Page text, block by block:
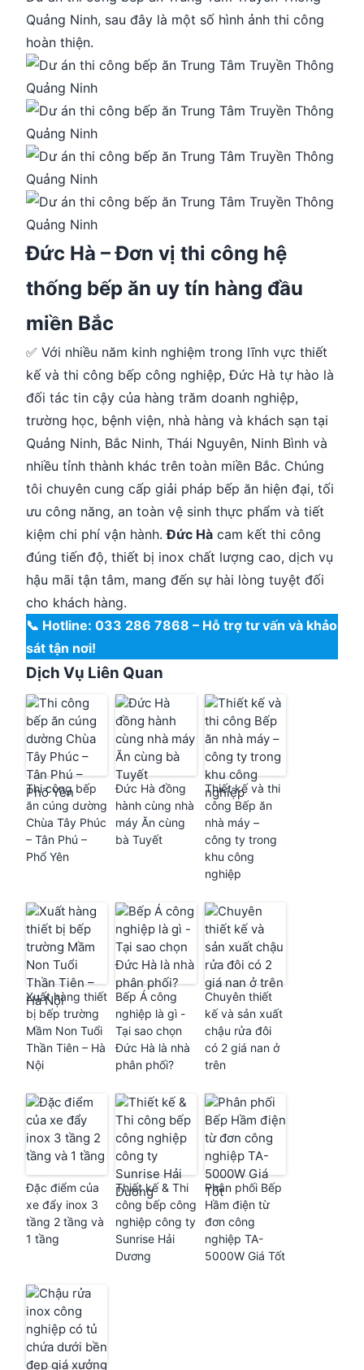
Quảng Ninh, sau đây là một số hình ảnh thi công
hoàn thiện.
Đức Hà – Đơn vị thi công hệ
thống bếp ăn uy tín hàng đầu
miền Bắc
✅ Với nhiều năm kinh nghiệm trong lĩnh vực thiết
kế và thi công bếp công nghiệp, Đức Hà tự hào là
đối tác tin cậy của hàng trăm doanh nghiệp,
trường học, bệnh viện, nhà hàng và khách sạn tại
Quảng Ninh, Bắc Ninh, Thái Nguyên, Ninh Bình và
nhiều tỉnh thành khác trên toàn miền Bắc. Chúng
tôi chuyên cung cấp giải pháp bếp ăn hiện đại, tối
ưu công năng, an toàn vệ sinh thực phẩm và tiết
kiệm chi phí vận hành.Đức Hà cam kết thi công
đúng tiến độ, thiết bị inox chất lượng cao, dịch vụ
hậu mãi tận tâm, mang đến sự hài lòng tuyệt đối
cho khách hàng.
📞 Hotline: 033 286 7868 – Hỗ trợ tư vấn và khảo
sát tận nơi!
Dịch Vụ Liên Quan
Thi công bếp
ăn cúng dường
Chùa Tây Phúc
– Tân Phú –
Phổ Yên
Đức Hà đồng
hành cùng nhà
máy Ăn cùng
bà Tuyết
Thiết kế và thi
công Bếp ăn
nhà máy –
công ty trong
khu công
nghiệp
Xuất hàng thiết
bị bếp trường
Mầm Non Tuổi
Thần Tiên – Hà
Nội
Bếp Á công
nghiệp là gì -
Tại sao chọn
Đức Hà là nhà
phân phối?
Chuyên thiết
kế và sản xuất
chậu rửa đôi
có 2 giá nan ở
trên
Đặc điểm của
xe đẩy inox 3
tầng 2 tầng và
1 tầng
Thiết kế & Thi
công bếp công
nghiệp công ty
Sunrise Hải
Dương
Phân phối Bếp
Hầm điện từ
đơn công
nghiệp TA-
5000W Giá Tốt